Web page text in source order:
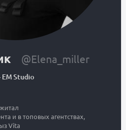
@Elena_miller
EM Studio
и в топовых агентствах,
Vita